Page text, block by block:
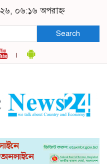
০৬:১৬ অপরাহ্ন
Search